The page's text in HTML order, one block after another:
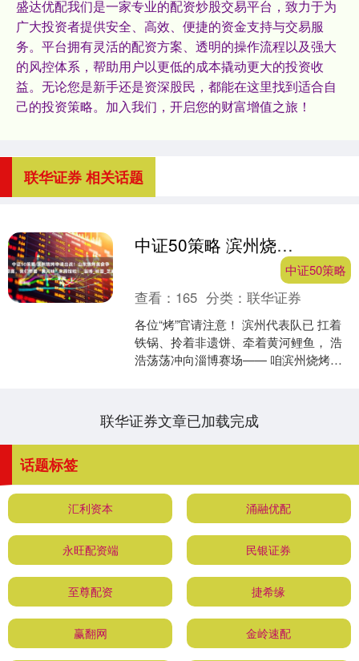
盛达优配我们是一家专业的配资炒股交易平台，致力于为
广大投资者提供安全、高效、便捷的资金支持与交易服
务。平台拥有灵活的配资方案、透明的操作流程以及强大
的风控体系，帮助用户以更低的成本撬动更大的投资收
益。无论您是新手还是资深股民，都能在这里找到适合自
己的投资策略。加入我们，开启您的财富增值之旅！
联华证券 相关话题
中证50策略 滨州烧烤申请出战！山东烧烤美食争霸赛，我们带着“黄河味”来踢馆啦！_淄博_味蕾_芝麻
中证50策略
查看： 165 分类：联华证券
各位“烤”官请注意！ 滨州代表队已 扛着
铁锅、拎着非遗饼、牵着黄河鲤鱼， 浩
浩荡荡冲向淄博赛场—— 咱滨州烧烤，
联华证券文章已加载完成
话题标签
汇利资本 涌融优配
永旺配资端 民银证券
至尊配资 捷希缘
赢翻网 金岭速配